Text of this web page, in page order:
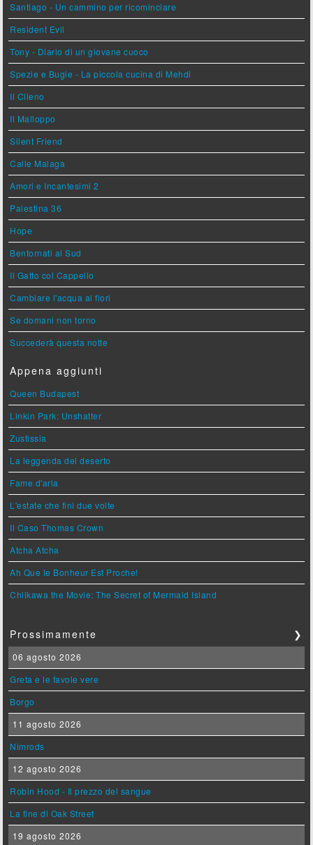
Santiago - Un cammino per ricominciare
Resident Evil
Tony - Diario di un giovane cuoco
Spezie e Bugie - La piccola cucina di Mehdi
Il Cileno
Il Malloppo
Silent Friend
Calle Malaga
Amori e Incantesimi 2
Palestina 36
Hope
Bentornati al Sud
Il Gatto col Cappello
Cambiare l'acqua ai fiori
Se domani non torno
Succederà questa notte
Appena aggiunti
Queen Budapest
Linkin Park: Unshatter
Zustissia
La leggenda del deserto
Fame d'aria
L'estate che finì due volte
Il Caso Thomas Crown
Atcha Atcha
Ah Que le Bonheur Est Proche!
Chiikawa the Movie: The Secret of Mermaid Island
Prossimamente ❯
06 agosto 2026
Greta e le favole vere
Borgo
11 agosto 2026
Nimrods
12 agosto 2026
Robin Hood - Il prezzo del sangue
La fine di Oak Street
19 agosto 2026